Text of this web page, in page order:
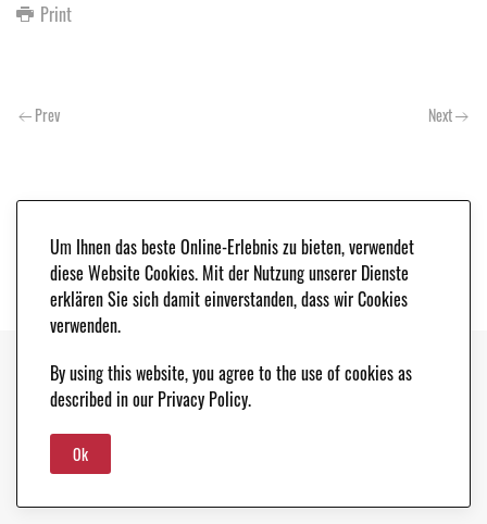
Print
Prev Next
Copyright © 2021. Classic & Race Cars - Peter Schleifer & Co. |LEGAL NOTICE
DATA PROTECTION
Um Ihnen das beste Online-Erlebnis zu bieten, verwendet
diese Website Cookies. Mit der Nutzung unserer Dienste
erklären Sie sich damit einverstanden, dass wir Cookies
verwenden.
By using this website, you agree to the use of cookies as
described in our Privacy Policy.
Ok